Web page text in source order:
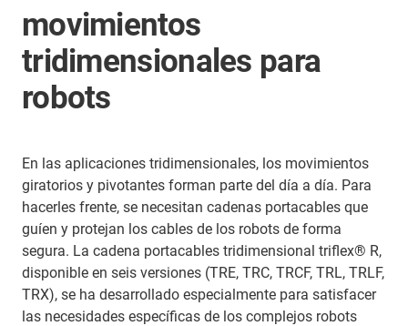
movimientos
tridimensionales para
robots
En las aplicaciones tridimensionales, los movimientos
giratorios y pivotantes forman parte del día a día. Para
hacerles frente, se necesitan cadenas portacables que
guíen y protejan los cables de los robots de forma
segura. La cadena portacables tridimensional triflex® R,
disponible en seis versiones (TRE, TRC, TRCF, TRL, TRLF,
TRX), se ha desarrollado especialmente para satisfacer
las necesidades específicas de los complejos robots